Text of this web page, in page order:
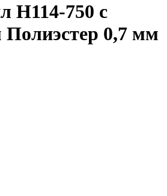
Н114-750 с
0,7 мм